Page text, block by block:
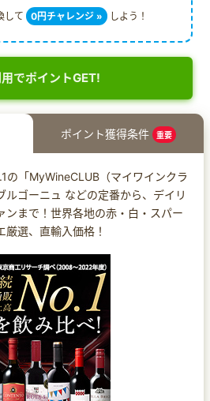
して 0円チャレンジ » しよう！
でポイントGET!
ポイント獲得条件 重要
の「MyWineCLUB（マイワインクラ
ルゴーニュ などの定番から、デイリ
ンまで！世界各地の赤・白・スパー
選、直輸入価格！